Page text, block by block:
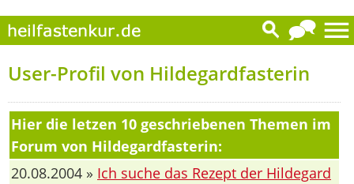
User-Profil von Hildegardfasterin
Hier die letzen 10 geschriebenen Themen im
Forum von Hildegardfasterin:
20.08.2004 » Ich suche das Rezept der Hildegard